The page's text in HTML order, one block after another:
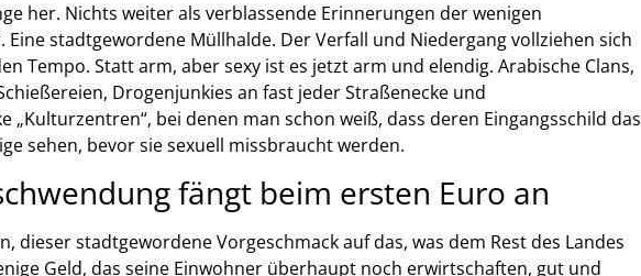
her. Nichts weiter als verblassende Erinnerungen der wenigen
stadtgewordene Müllhalde. Der Verfall und Niedergang vollziehen sich
Tempo. Statt arm, aber sexy ist es jetzt arm und elendig. Arabische Clans,
Drogenjunkies an fast jeder Straßenecke und
„Kulturzentren“, bei denen man schon weiß, dass deren Eingangsschild das
sehen, bevor sie sexuell missbraucht werden.
fängt beim ersten Euro an
dieser stadtgewordene Vorgeschmack auf das, was dem Rest des Landes
Geld, das seine Einwohner überhaupt noch erwirtschaften, gut und